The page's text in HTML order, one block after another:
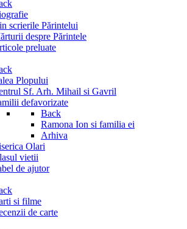
scrierile Părintelui
despre Părintele
preluate
Plopului
Sf. Arh. Mihail si Gavril
defavorizate
Back
Ramona Ion si familia ei
Arhiva
Olari
vietii
de ajutor
si filme
de carte